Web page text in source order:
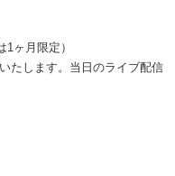
ヶ月限定）
たします。当日のライブ配信